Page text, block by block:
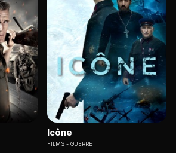
Icône
FILMS GUERRE